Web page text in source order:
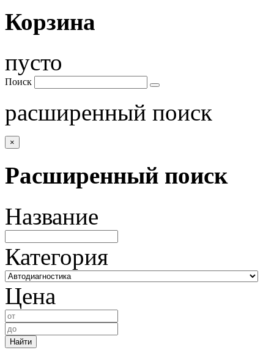
Корзина
пусто
Поиск
расширенный поиск
×
Расширенный поиск
Название
Категория
Цена
Найти